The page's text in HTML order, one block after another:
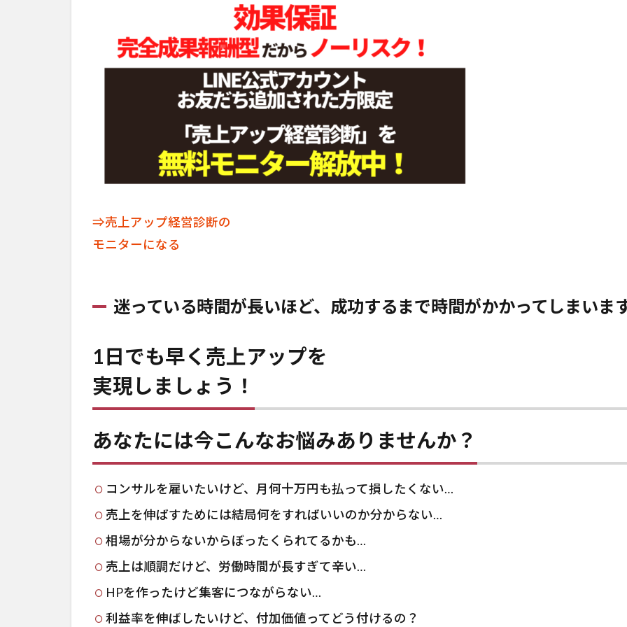
⇒売上アップ経営診断の
モニターになる
迷っている時間が長いほど、成功するまで時間がかかってしまいま
1日でも早く売上アップを
実現しましょう！
あなたには今こんなお悩みありませんか？
コンサルを雇いたいけど、月何十万円も払って損したくない…
売上を伸ばすためには結局何をすればいいのか分からない…
相場が分からないからぼったくられてるかも…
売上は順調だけど、労働時間が長すぎて辛い…
HPを作ったけど集客につながらない…
利益率を伸ばしたいけど、付加価値ってどう付けるの？